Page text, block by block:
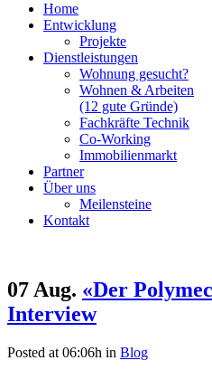
Home
Entwicklung
Projekte
Dienstleistungen
Wohnung gesucht?
Wohnen & Arbeiten
(12 gute Gründe)
Fachkräfte Technik
Co-Working
Immobilienmarkt
Partner
Über uns
Meilensteine
Kontakt
07 Aug. «Der
Interview
Posted at 06:06h in Blog